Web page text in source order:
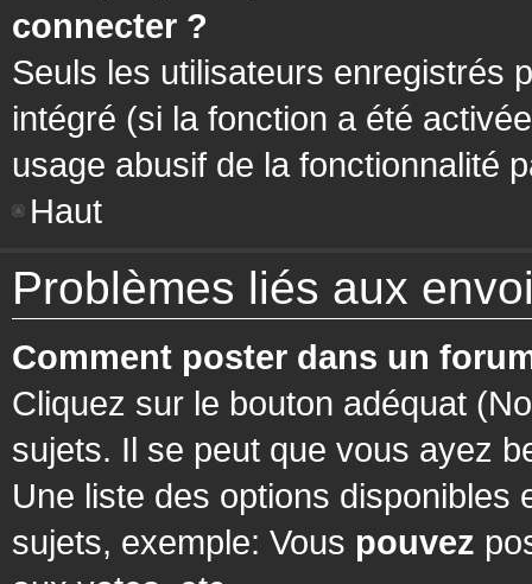
connecter ?
Seuls les utilisateurs enregistrés
intégré (si la fonction a été
usage abusif de la fonctionnalité
Haut
Problèmes liés aux
Comment poster dans un
Cliquez sur le bouton adéquat
sujets. Il se peut que vous ayez
Une liste des options
sujets, exemple: Vous pouvez